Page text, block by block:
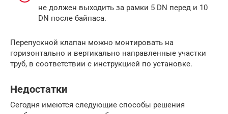
не должен выходить за рамки 5 DN перед и 10
DN после байпаса.
Перепускной клапан можно монтировать на
горизонтально и вертикально направленные участки
труб, в соответствии с инструкцией по установке.
Недостатки
Сегодня имеются следующие способы решения